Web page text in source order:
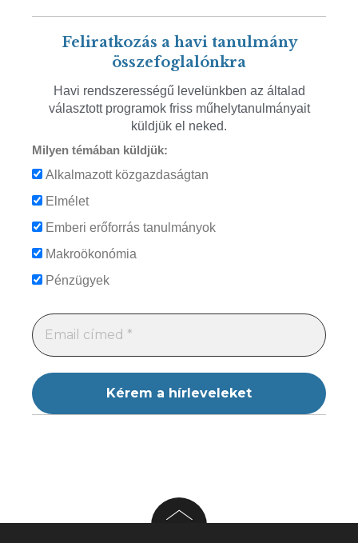
Feliratkozás a havi tanulmány
összefoglalónkra
Havi rendszerességű levelünkben az általad
választott programok friss műhelytanulmányait
küldjük el neked.
Milyen témában küldjük:
Alkalmazott közgazdaságtan
Elmélet
Emberi erőforrás tanulmányok
Makroökonómia
Pénzügyek